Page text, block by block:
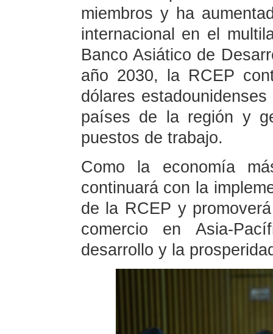
miembros y ha
internacional en el
Banco Asiático de
año 2030, la RCEP
dólares
países de la región y
puestos de trabajo.
Como la economía
continuará con la
de la RCEP y
comercio en Asia-
desarrollo y la